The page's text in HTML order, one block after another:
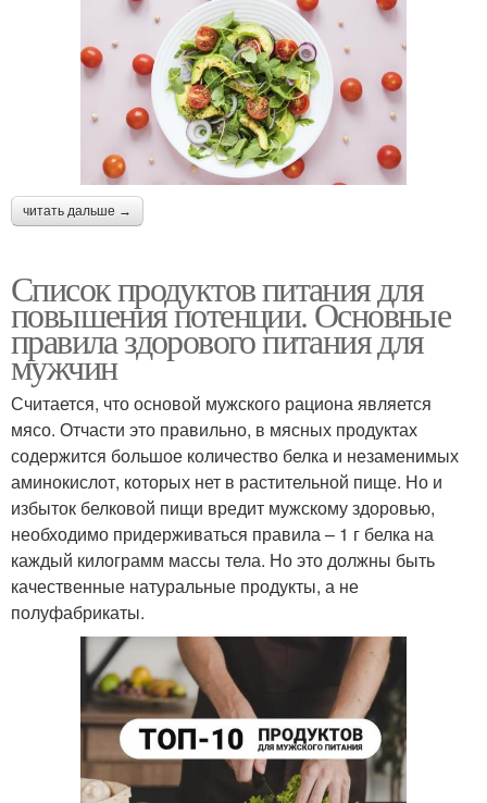
читать дальше →
Список продуктов питания для
повышения потенции. Основные
правила здорового питания для
мужчин
Считается, что основой мужского рациона является
мясо. Отчасти это правильно, в мясных продуктах
содержится большое количество белка и незаменимых
аминокислот, которых нет в растительной пище. Но и
избыток белковой пищи вредит мужскому здоровью,
необходимо придерживаться правила – 1 г белка на
каждый килограмм массы тела. Но это должны быть
качественные натуральные продукты, а не
полуфабрикаты.